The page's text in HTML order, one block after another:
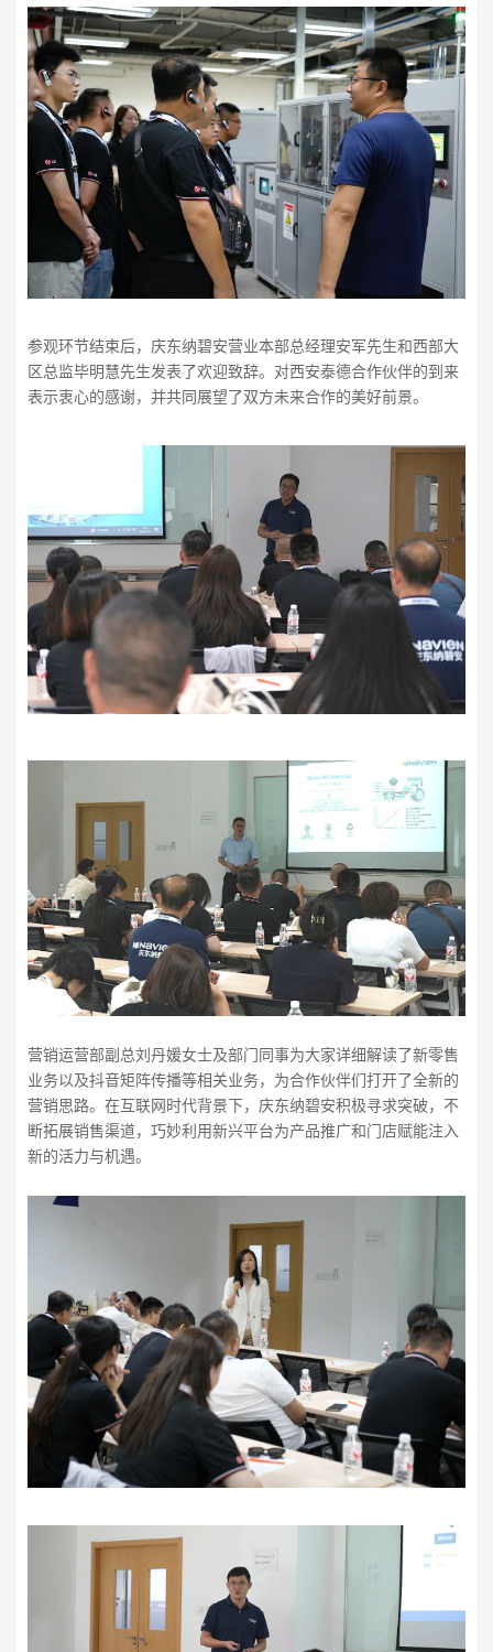
参观环节结束后，庆东纳碧安营业本部总经理安军先生和西部大
区总监毕明慧先生发表了欢迎致辞。对西安泰德合作伙伴的到来
表示衷心的感谢，并共同展望了双方未来合作的美好前景。
营销运营部副总刘丹媛女士及部门同事为大家详细解读了新零售
业务以及抖音矩阵传播等相关业务，为合作伙伴们打开了全新的
营销思路。在互联网时代背景下，庆东纳碧安积极寻求突破，不
断拓展销售渠道，巧妙利用新兴平台为产品推广和门店赋能注入
新的活力与机遇。